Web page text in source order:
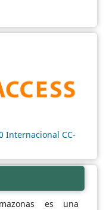
Internacional CC-
es una